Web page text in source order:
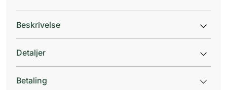
Beskrivelse
Detaljer
Betaling